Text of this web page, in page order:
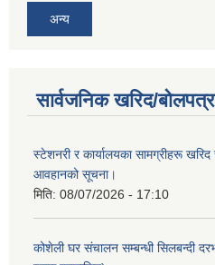
अन्य
सार्वजनिक खरिद/
स्टेशनरी र कार्यालयका सामग्रीहरू खरिद
आवहानको सूचना।
मिति: 08/07/2026 - 17:10
कोशेली घर संचालन सम्बन्धी सिलबन्दी